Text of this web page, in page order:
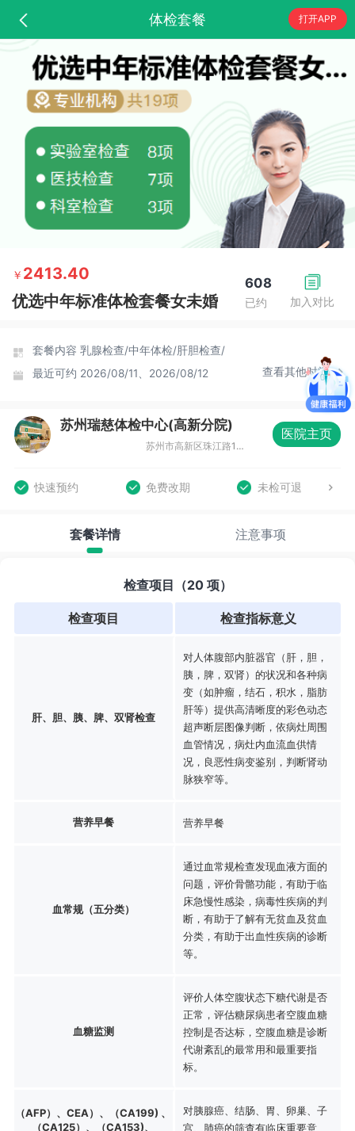
体检套餐 打开APP
加入对比
608
已约
￥ 2413.40
优选中年标准体检套餐女未婚
套餐内容 乳腺检查/中年体检/肝胆检查/
最近可约 2026/08/11、2026/08/12 查看其他时间
苏州瑞慈体检中心(高新分院)
苏州市高新区珠江路117号创新中心大厦B座4-5F
医院主页
快速预约 免费改期 未检可退
套餐详情 注意事项
检查项目（20 项）
检查项目 检查指标意义
肝、胆、胰、脾、双肾检查
对人体腹部内脏器官（肝，胆，
胰，脾，双肾）的状况和各种病
变（如肿瘤，结石，积水，脂肪
肝等）提供高清晰度的彩色动态
超声断层图像判断，依病灶周围
血管情况，病灶内血流血供情
况，良恶性病变鉴别，判断肾动
脉狭窄等。
营养早餐 营养早餐
血常规（五分类）
通过血常规检查发现血液方面的
问题，评价骨骼功能，有助于临
床急慢性感染，病毒性疾病的判
断，有助于了解有无贫血及贫血
分类，有助于出血性疾病的诊断
等。
血糖监测
评价人体空腹状态下糖代谢是否
正常，评估糖尿病患者空腹血糖
控制是否达标，空腹血糖是诊断
代谢紊乱的最常用和最重要指
标。
（AFP）、CEA）、（CA199) 、
（CA125）、（CA153)、
对胰腺癌、结肠、胃、卵巢、子
宫、肺癌的筛查有临床重要意